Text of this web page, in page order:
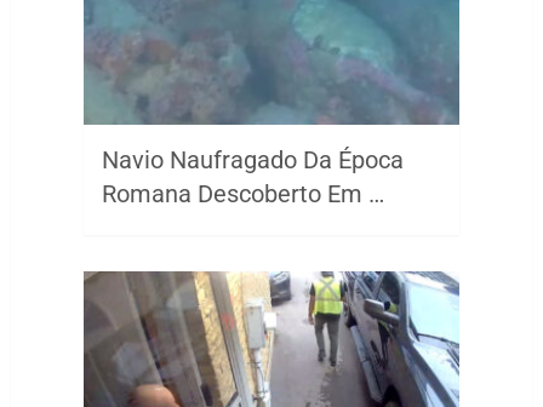
Navio Naufragado Da Época
Romana Descoberto Em …